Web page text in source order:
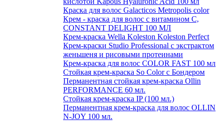
Краска для волос Galacticos Metropolis color
Крем - краска для волос с витамином С,
CONSTANT DELIGHT 100 МЛ
Крем-краска Wella Koleston Koleston Perfect
Крем-краски Studio Professional с экстрактом
женьшеня и рисовыми протеинами
Крем-краска для волос COLOR FAST 100 мл
Стойкая крем-краска So Color с Бондером
Перманентная стойкая крем-краска Ollin
PERFORMANCE 60 мл.
Стойкая крем-краска IP (100 мл.)
Перманентная крем-краска для волос OLLIN
N-JOY 100 мл.